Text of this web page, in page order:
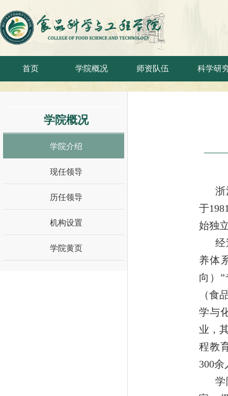
首页 学院概况 师资队伍 科学研
学院概况
学院介绍
现任领导
历任领导
机构设置
学院黄页
浙
于
始独
经
养体
向）
（食
学与
业，
程教
300